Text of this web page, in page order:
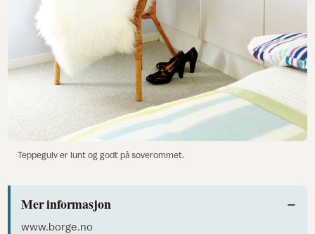
Teppegulv er lunt og godt på soverommet.
Mer informasjon
www.borge.no